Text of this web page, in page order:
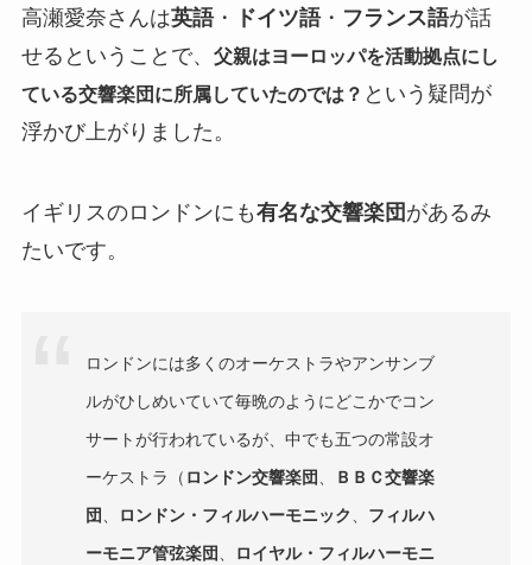
高瀬愛奈さんは英語・ ドイツ語・ フランス語が話
せるということで、 父親はヨーロッパを活動拠点にし
ている交響楽団に所属していたのでは？ という疑問が
浮かび上がりました。
イギリスのロンドンにも有名な交響楽団 があるみ
たいです。
ロンドンには多くのオーケストラやアンサンブ
ルがひしめいていて毎晩のようにどこかでコン
サートが行われているが、中でも五つの常設オ
ーケストラ（ ロンドン交響楽団、
ＢＢＣ交響楽
団、 ロンドン・フィルハーモニック、 フィルハ
ーモニア管弦楽団、
ロイヤル・フィルハーモニ